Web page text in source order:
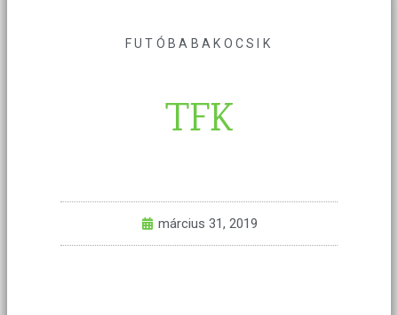
FUTÓBABAKOCSIK
TFK
március 31, 2019